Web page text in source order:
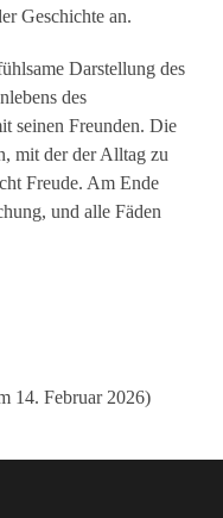
Geschichte an.
Darstellung des
des
seinen Freunden. Die
mit der der Alltag zu
Freude. Am Ende
und alle Fäden
14. Februar 2026)